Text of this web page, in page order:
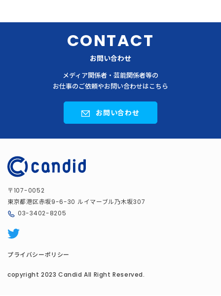
CONTACT
お問い合わせ
メディア関係者・芸能関係者等の
お仕事のご依頼やお問い合わせはこちら
お問い合わせ
〒107-0052
東京都港区赤坂9-6-30 ルイマーブル乃木坂307
03-3402-8205
プライバシーポリシー
copyright 2023 Candid All Right Reserved.